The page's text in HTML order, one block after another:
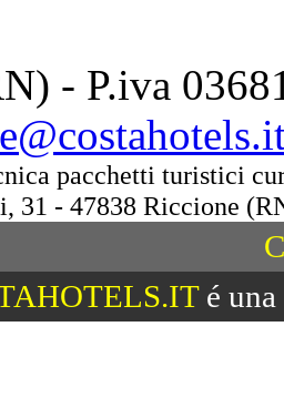
- P.iva
pacchetti turistici
31 - 47838 Riccione
é una